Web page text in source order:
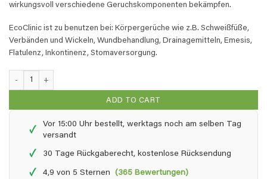
wirkungsvoll verschiedene Geruchskomponenten bekämpfen.
EcoClinic ist zu benutzen bei: Körpergerüche wie z.B. Schweißfüße,
Verbänden und Wickeln, Wundbehandlung, Drainagemitteln, Emesis,
Flatulenz, Inkontinenz, Stomaversorgung.
ADD TO CART
✓
Vor 15:00 Uhr bestellt, werktags noch am selben Tag
versandt
✓ 30 Tage Rückgaberecht, kostenlose Rücksendung
✓ 4,9 von 5 Sternen(365 Bewertungen)